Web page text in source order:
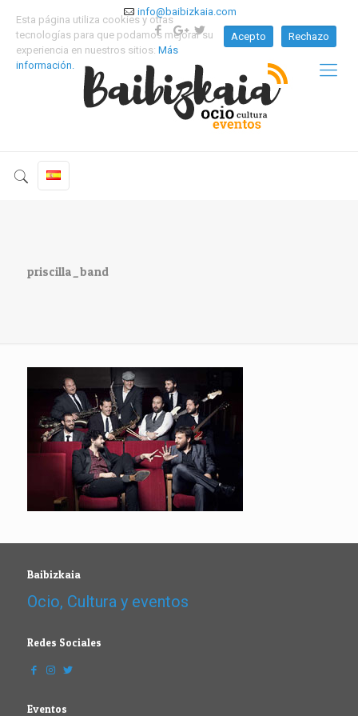
info@baibizkaia.com
priscilla_band
Baibizkaia
Ocio, Cultura y eventos
Redes Sociales
Eventos
Esta página utiliza cookies y otras
tecnologías para que podamos mejorar su
experiencia en nuestros sitios: Más
información.
Acepto Rechazo